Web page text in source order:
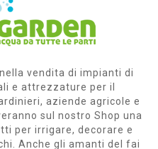
vendita di impianti di
e attrezzature per il
aziende agricole e
sul nostro Shop una
per irrigare, decorare e
Anche gli amanti del fai